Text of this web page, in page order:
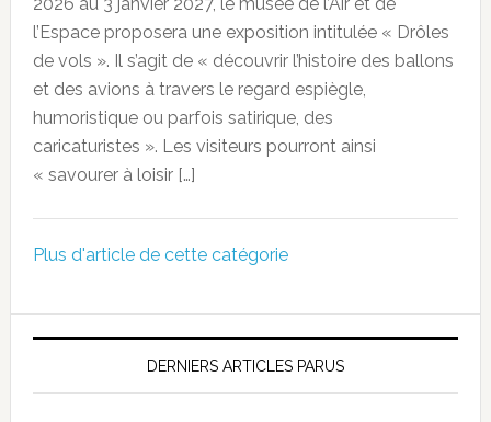
l’Espace proposera une exposition intitulée « Drôles
de vols ». Il s’agit de « découvrir l’histoire des ballons
et des avions à travers le regard espiègle,
humoristique ou parfois satirique, des
caricaturistes ». Les visiteurs pourront ainsi
« savourer à loisir […]
Plus d'article de cette catégorie
DERNIERS ARTICLES PARUS